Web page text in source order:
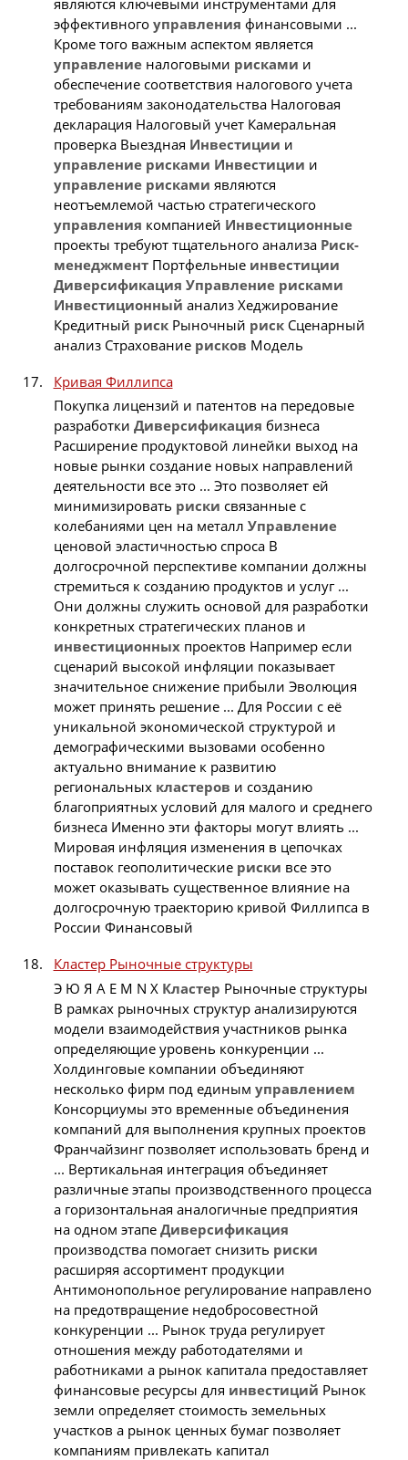
эффективного управления финансовыми ...
Кроме того важным аспектом является
управлениеналоговыми рисками и
обеспечение соответствия налогового учета
требованиям законодательства Налоговая
декларация Налоговый учет Камеральная
проверка Выездная Инвестиции и
управление рисками Инвестиции и
управление рисками являются
неотъемлемой частью стратегического
управления компанией Инвестиционные
проекты требуют тщательного анализа Риск-
менеджментПортфельные инвестиции
Диверсификация Управление рисками
Инвестиционный анализ Хеджирование
Кредитный рискРыночный рискСценарный
анализ Страхование рисков Модель
Кривая Филлипса
Покупка лицензий и патентов на передовые
разработки Диверсификация бизнеса
Расширение продуктовой линейки выход на
новые рынки создание новых направлений
деятельности все это ... Это позволяет ей
минимизировать риски связанные с
колебаниями цен на металл Управление
ценовой эластичностью спроса В
долгосрочной перспективе компании должны
стремиться к созданию продуктов и услуг ...
Они должны служить основой для разработки
конкретных стратегических планов и
инвестиционныхпроектов Например если
сценарий высокой инфляции показывает
значительное снижение прибыли Эволюция
может принять решение ... Для России с её
уникальной экономической структурой и
демографическими вызовами особенно
актуально внимание к развитию
региональных кластеров и созданию
благоприятных условий для малого и среднего
бизнеса Именно эти факторы могут влиять ...
Мировая инфляция изменения в цепочках
поставок геополитические риски все это
может оказывать существенное влияние на
долгосрочную траекторию кривой Филлипса в
России Финансовый
Кластер Рыночные структуры
Э Ю Я A E M N X Кластер Рыночные структуры
В рамках рыночных структур анализируются
модели взаимодействия участников рынка
определяющие уровень конкуренции ...
Холдинговые компании объединяют
несколько фирм под единым управлением
Консорциумы это временные объединения
компаний для выполнения крупных проектов
Франчайзинг позволяет использовать бренд и
... Вертикальная интеграция объединяет
различные этапы производственного процесса
а горизонтальная аналогичные предприятия
на одном этапе Диверсификация
производства помогает снизить риски
расширяя ассортимент продукции
Антимонопольное регулирование направлено
на предотвращение недобросовестной
конкуренции ... Рынок труда регулирует
отношения между работодателями и
работниками а рынок капитала предоставляет
финансовые ресурсы для инвестиций Рынок
земли определяет стоимость земельных
участков а рынок ценных бумаг позволяет
компаниям привлекать капитал